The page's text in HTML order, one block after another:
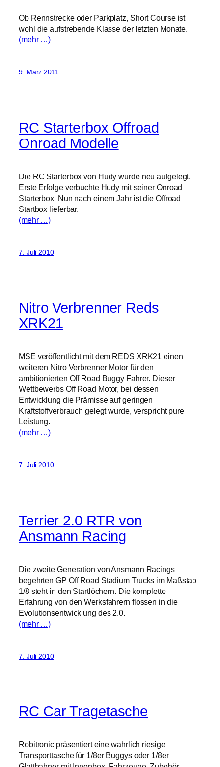
Ob Rennstrecke oder Parkplatz, Short Course ist
wohl die aufstrebende Klasse der letzten Monate.
(mehr …)
9. März 2011
RC Starterbox Offroad
Onroad Modelle
Die RC Starterbox von Hudy wurde neu aufgelegt.
Erste Erfolge verbuchte Hudy mit seiner Onroad
Starterbox. Nun nach einem Jahr ist die Offroad
Startbox lieferbar.
(mehr …)
7. Juli 2010
Nitro Verbrenner Reds
XRK21
MSE veröffentlicht mit dem REDS XRK21 einen
weiteren Nitro Verbrenner Motor für den
ambitionierten Off Road Buggy Fahrer. Dieser
Wettbewerbs Off Road Motor, bei dessen
Entwicklung die Prämisse auf geringen
Kraftstoffverbrauch gelegt wurde, verspricht pure
Leistung.
(mehr …)
7. Juli 2010
Terrier 2.0 RTR von
Ansmann Racing
Die zweite Generation von Ansmann Racings
begehrten GP Off Road Stadium Trucks im Maßstab
1/8 steht in den Startlöchern. Die komplette
Erfahrung von den Werksfahrern flossen in die
Evolutionsentwicklung des 2.0.
(mehr …)
7. Juli 2010
RC Car Tragetasche
Robitronic präsentiert eine wahrlich riesige
Transporttasche für 1/8er Buggys oder 1/8er